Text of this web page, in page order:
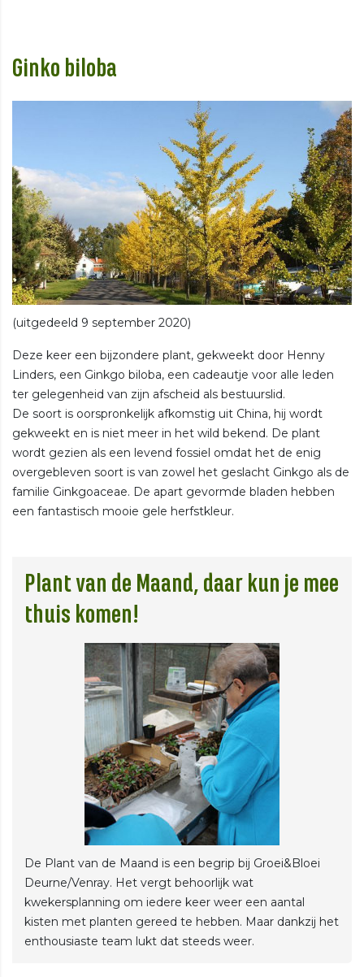
Ginko biloba
(uitgedeeld 9 september 2020)
Deze keer een bijzondere plant, gekweekt door Henny
Linders, een Ginkgo biloba, een cadeautje voor alle leden
ter gelegenheid van zijn afscheid als bestuurslid.
De soort is oorspronkelijk afkomstig uit China, hij wordt
gekweekt en is niet meer in het wild bekend. De plant
wordt gezien als een levend fossiel omdat het de enig
overgebleven soort is van zowel het geslacht Ginkgo als de
familie Ginkgoaceae. De apart gevormde bladen hebben
een fantastisch mooie gele herfstkleur.
Plant van de Maand, daar kun je mee
thuis komen!
De Plant van de Maand is een begrip bij Groei&Bloei
Deurne/Venray. Het vergt behoorlijk wat
kwekersplanning om iedere keer weer een aantal
kisten met planten gereed te hebben. Maar dankzij het
enthousiaste team lukt dat steeds weer.